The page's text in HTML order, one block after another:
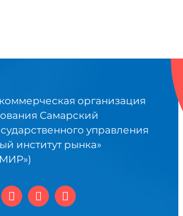
организация
Самарский
управления
институт рынка»